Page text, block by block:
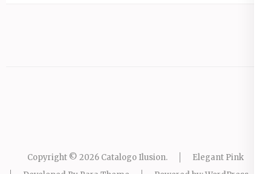
Copyright © 2026 Catalogo Ilusion.
Elegant Pink